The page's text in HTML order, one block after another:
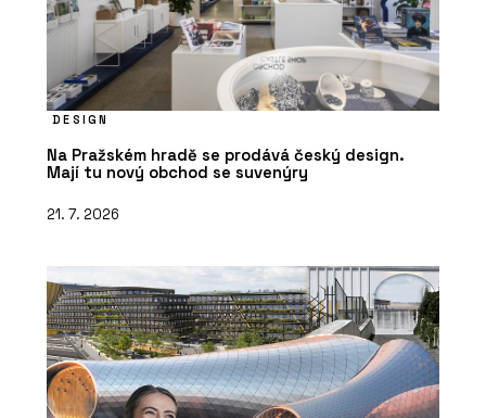
DESIGN
Na Pražském hradě se prodává český design.
Mají tu nový obchod se suvenýry
21. 7. 2026